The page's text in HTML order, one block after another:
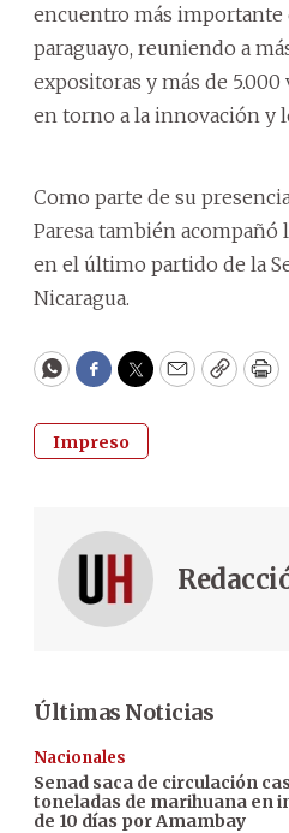
encuentro más
paraguayo, reuniendo a
expositoras y más de
en torno a la innovación y
Como parte de su
Paresa también acompañó
en el último partido de la
Nicaragua.
WhatsApp
Facebook
Twitter
EmailCopy
Impreso
Últimas Noticias
Nacionales
Senad saca de circulación
toneladas de marihuana en
de 10 días por Amambay